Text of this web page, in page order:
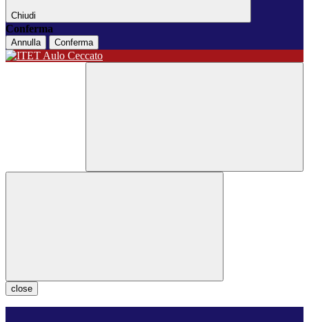
Chiudi
Conferma
Annulla Conferma
close